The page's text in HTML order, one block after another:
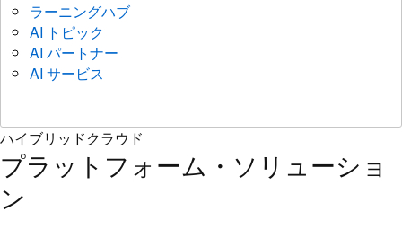
ラーニングハブ
AI トピック
AI パートナー
AI サービス
ハイブリッドクラウド
プラットフォーム・ソリューショ
ン